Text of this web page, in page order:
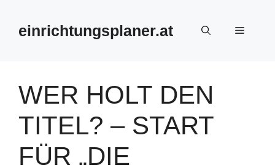
springeneinrichtungsplaner.at Menü
WER HOLT DEN
TITEL? – START
FÜR „DIE